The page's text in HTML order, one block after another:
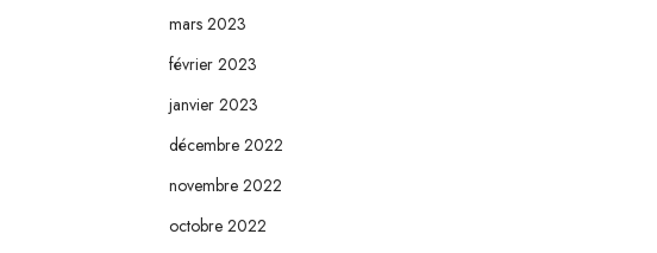
mars 2023
février 2023
janvier 2023
décembre 2022
novembre 2022
octobre 2022